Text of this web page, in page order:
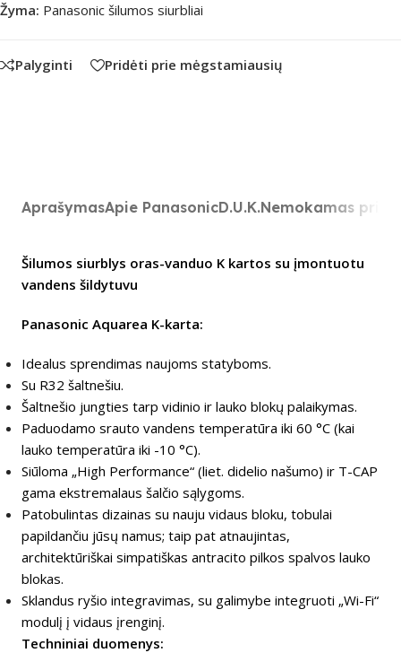
Žyma: Panasonic šilumos siurbliai
Palyginti Pridėti prie mėgstamiausių
AprašymasApie PanasonicD.U.K.Nemokamas
Šilumos siurblys oras-vanduo K kartos su įmontuotu
vandens šildytuvu
Panasonic Aquarea K-karta:
Idealus sprendimas naujoms statyboms.
Su R32 šaltnešiu.
Šaltnešio jungties tarp vidinio ir lauko blokų palaikymas.
Paduodamo srauto vandens temperatūra iki 60 °C (kai
lauko temperatūra iki -10 °C).
Siūloma „High Performance“ (liet. didelio našumo) ir T-CAP
gama ekstremalaus šalčio sąlygoms.
Patobulintas dizainas su nauju vidaus bloku, tobulai
papildančiu jūsų namus; taip pat atnaujintas,
architektūriškai simpatiškas antracito pilkos spalvos lauko
blokas.
Sklandus ryšio integravimas, su galimybe integruoti „Wi-Fi“
modulį į vidaus įrenginį.
Techniniai duomenys: